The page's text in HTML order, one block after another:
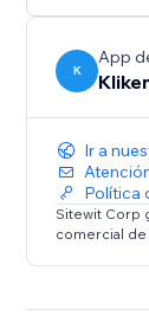
K
App
Ir a
Política
Sitewit Corp
comercial de